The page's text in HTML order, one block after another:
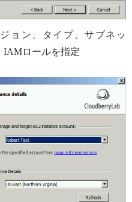
ジョン、タイプ、サブネッ
IAMロールを指定